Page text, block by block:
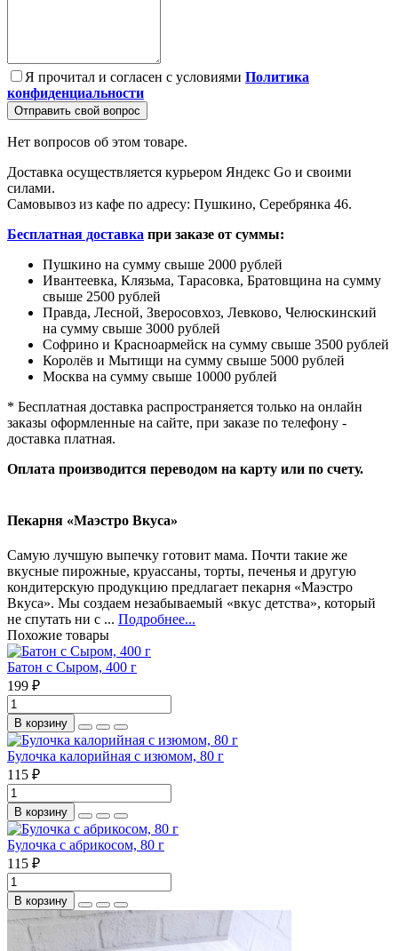
Я прочитал и согласен с условиями Политика
конфиденциальности
Отправить свой вопрос
Нет вопросов об этом товаре.
Доставка осуществляется курьером Яндекс Go и своими
силами.
Самовывоз из кафе по адресу: Пушкино, Серебрянка 46.
Бесплатная доставка при заказе от суммы:
Пушкино на сумму свыше 2000 рублей
Ивантеевка, Клязьма, Тарасовка, Братовщина на сумму
свыше 2500 рублей
Правда, Лесной, Зверосовхоз, Левково, Челюскинский
на сумму свыше 3000 рублей
Софрино и Красноармейск на сумму свыше 3500 рублей
Королёв и Мытищи на сумму свыше 5000 рублей
Москва на сумму свыше 10000 рублей
* Бесплатная доставка распространяется только на онлайн
заказы оформленные на сайте, при заказе по телефону -
доставка платная.
Оплата производится переводом на карту или по счету.
Пекарня «Маэстро Вкуса»
Самую лучшую выпечку готовит мама. Почти такие же
вкусные пирожные, круассаны, торты, печенья и другую
кондитерскую продукцию предлагает пекарня «Маэстро
Вкуса». Мы создаем незабываемый «вкус детства», который
не спутать ни с ... Подробнее...
Похожие товары
Батон с Сыром, 400 г
199 ₽
В корзину
Булочка калорийная с изюмом, 80 г
115 ₽
В корзину
Булочка с абрикосом, 80 г
115 ₽
В корзину